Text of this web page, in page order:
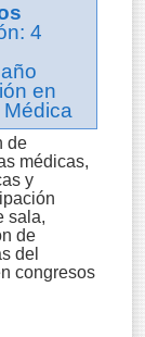
4
en
de
médicas,
y
sala,
de
del
congresos